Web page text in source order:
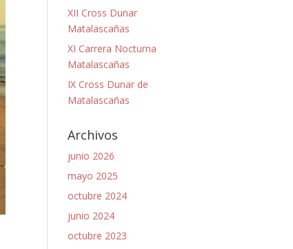
XII Cross Dunar
Matalascañas
XI Carrera Nocturna
Matalascañas
IX Cross Dunar de
Matalascañas
Archivos
junio 2026
mayo 2025
octubre 2024
junio 2024
octubre 2023